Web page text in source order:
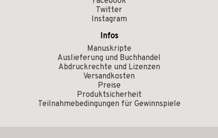
Twitter
Instagram
Infos
Manuskripte
Auslieferung und Buchhandel
Abdruckrechte und Lizenzen
Versandkosten
Preise
Produktsicherheit
Teilnahmebedingungen für Gewinnspiele